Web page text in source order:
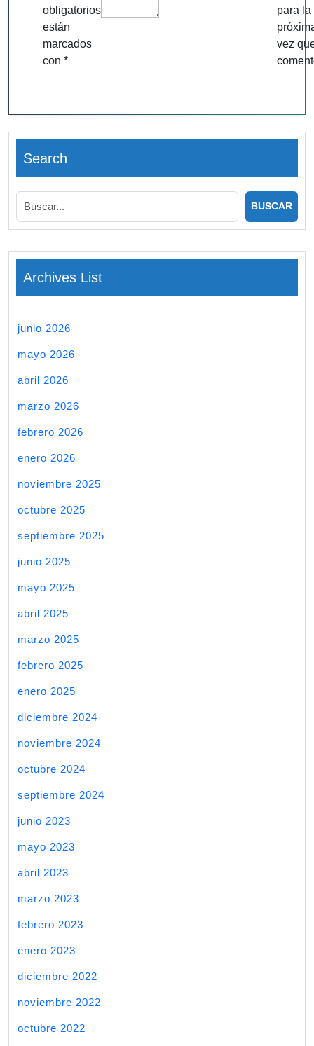
obligatorios
están
marcados
con *
para la
vez
Search
Archives List
junio 2026
mayo 2026
abril 2026
marzo 2026
febrero 2026
enero 2026
noviembre 2025
octubre 2025
septiembre 2025
junio 2025
mayo 2025
abril 2025
marzo 2025
febrero 2025
enero 2025
diciembre 2024
noviembre 2024
octubre 2024
septiembre 2024
junio 2023
mayo 2023
abril 2023
marzo 2023
febrero 2023
enero 2023
diciembre 2022
noviembre 2022
octubre 2022